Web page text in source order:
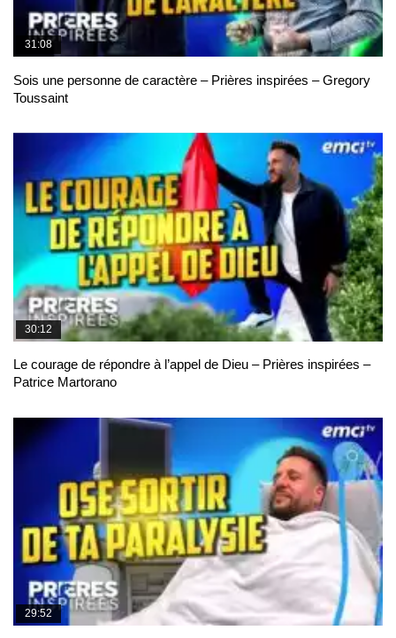
31:08
Sois une personne de caractère – Prières inspirées – Gregory
Toussaint
30:12
Le courage de répondre à l’appel de Dieu – Prières inspirées –
Patrice Martorano
29:52